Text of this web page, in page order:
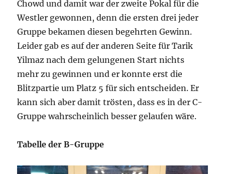
Chowd und damit war der zweite Pokal für die
Westler gewonnen, denn die ersten drei jeder
Gruppe bekamen diesen begehrten Gewinn.
Leider gab es auf der anderen Seite für Tarik
Yilmaz nach dem gelungenen Start nichts
mehr zu gewinnen und er konnte erst die
Blitzpartie um Platz 5 für sich entscheiden. Er
kann sich aber damit trösten, dass es in der C-
Gruppe wahrscheinlich besser gelaufen wäre.
Tabelle der B-Gruppe